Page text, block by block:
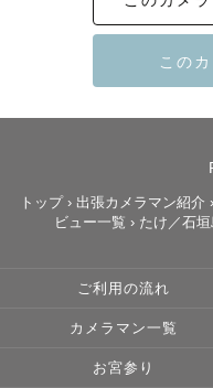
○これから石垣島を訪れ
石垣島での思い出を、
いただけないでしょう
島らしさ、あなたらし
だきます。楽しい、幸
○石垣島で暮らしている
日々過ごしているこの
えてみませんか？記念
あってもあなたの今を
トップ› 出張カメラマン紹介 ›
ビュー一覧 › たけ／石
ご利用の流れ
カメラマン一覧
お宮参り